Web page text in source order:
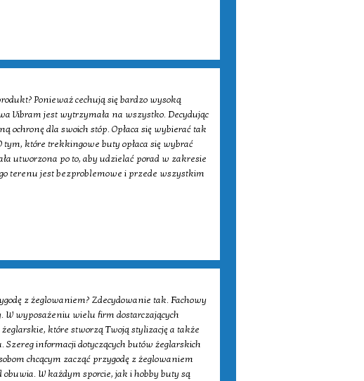
Ponieważ cechują się bardzo wysoką
Vibram jest wytrzymała na wszystko. Decydując
dla swoich stóp. Opłaca się wybierać tak
które trekkingowe buty opłaca się wybrać
utworzona po to, aby udzielać porad w zakresie
terenu jest bezproblemowe i przede wszystkim
z żeglowaniem? Zdecydowanie tak. Fachowy
W wyposażeniu wielu firm dostarczających
które stworzą Twoją stylizację a także
informacji dotyczących butów żeglarskich
chcącym zacząć przygodę z żeglowaniem
W każdym sporcie, jak i hobby buty są